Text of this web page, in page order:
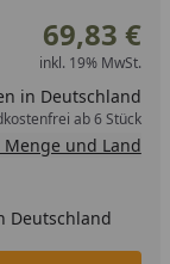
69,83 €
inkl. 19% MwSt.
in Deutschland
ab 6 Stück
und Land
Deutschland